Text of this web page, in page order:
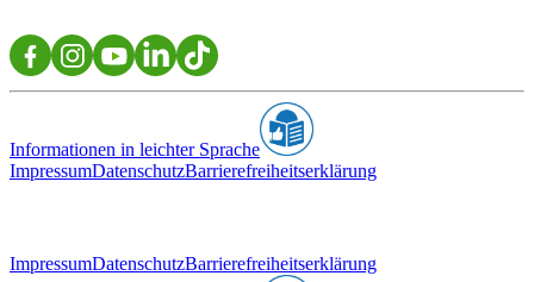
Informationen in leichter Sprache
ImpressumDatenschutzBarrierefreiheitserklärung
ImpressumDatenschutzBarrierefreiheitserklärung